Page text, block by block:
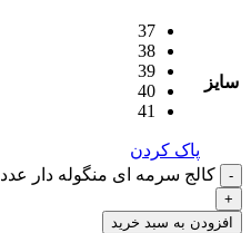
سایز
37
38
39
40
41
پاک کردن
کالج سرمه ای منگوله دار عدد
افزودن به سبد خرید